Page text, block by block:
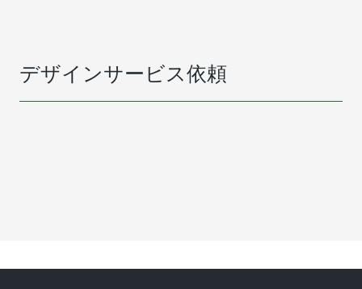
デザインサービス依頼